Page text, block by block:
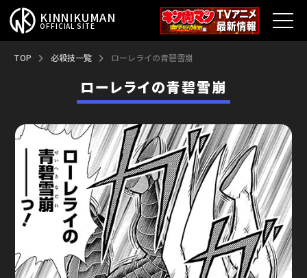
KINNIKUMAN
OFFICIAL SITE
TOP
キン肉マンとは？
最新情報
アニメ
コミックス
特集
超人総選挙
TOP 必殺技一覧 ローレライの青碧雪崩
ローレライの青碧雪崩